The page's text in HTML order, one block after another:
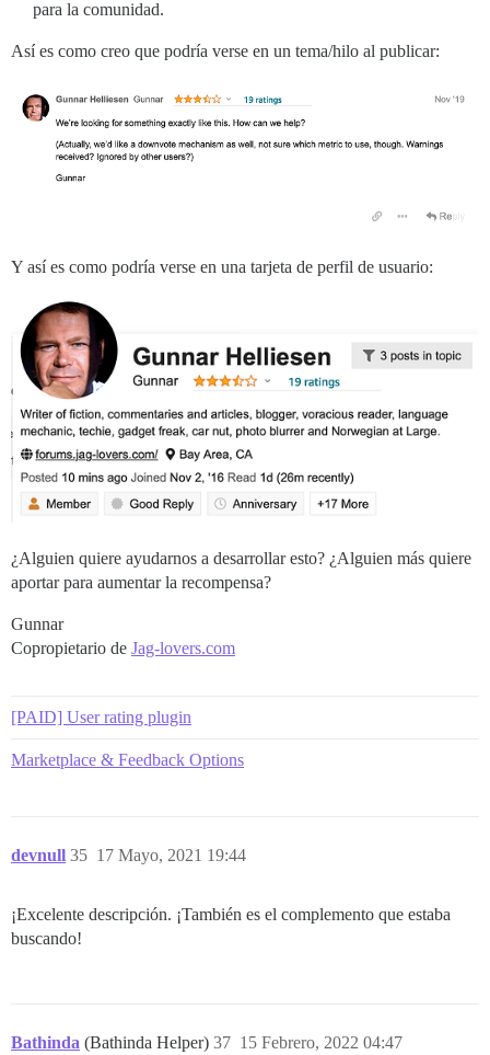
para la comunidad.
Así es como creo que podría verse en un tema/hilo al publicar:
Y así es como podría verse en una tarjeta de perfil de usuario:
¿Alguien quiere ayudarnos a desarrollar esto? ¿Alguien más quiere
aportar para aumentar la recompensa?
Gunnar
Copropietario de Jag-lovers.com
[PAID] User rating plugin
Marketplace & Feedback Options
devnull 17 Mayo, 2021 19:44
35
¡Excelente descripción. ¡También es el complemento que estaba
buscando!
Bathinda (Bathinda Helper) 15 Febrero, 2022 04:47
37